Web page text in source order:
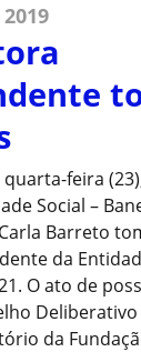
feira
Social –
Barreto
da
O ato de
da